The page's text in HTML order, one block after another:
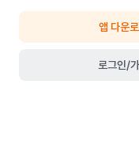
앱 다운
로그인/